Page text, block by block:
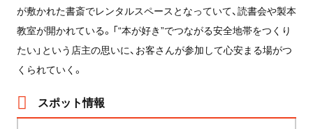
が敷かれた書斎でレンタルスペースとなっていて、読書会や製本
教室が開かれている。「“本が好き”でつながる安全地帯をつくり
たい」という店主の思いに、お客さんが参加して心安まる場がつ
くられていく。
スポット情報